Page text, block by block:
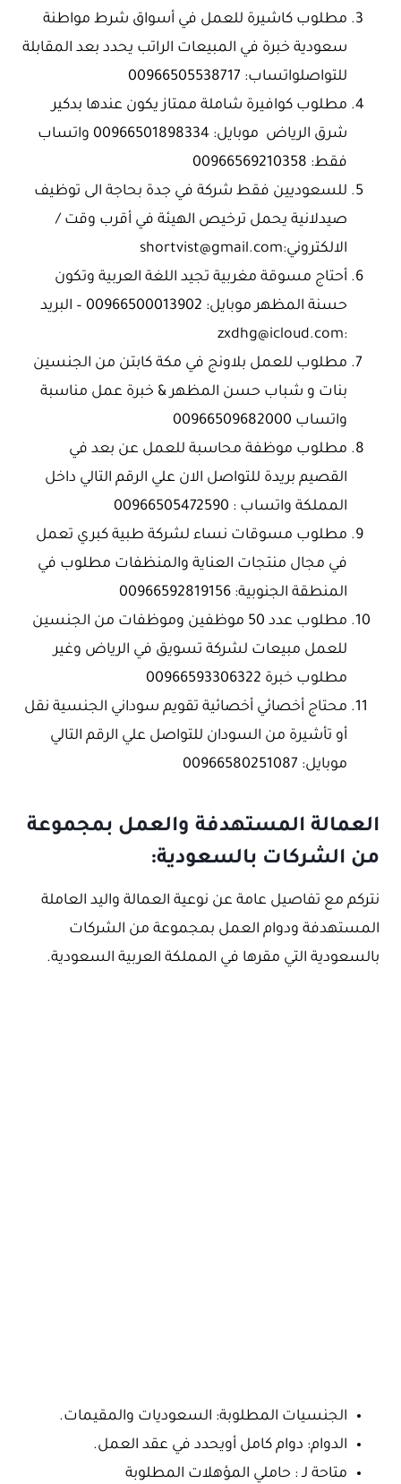
مطلوب كاشيرة للعمل في أسواق شرط مواطنة
سعودية خبرة في المبيعات الراتب يحدد بعد المقابلة
للتواصلواتساب: 00966505538717
مطلوب كوافيرة شاملة ممتاز يكون عندها بدكير
شرق الرياض ​ موبايل: 00966501898334 واتساب
فقط: 00966569210358
للسعوديين فقط شركة في جدة بحاجة الى توظيف
صيدلانية يحمل ترخيص الهيئة في أقرب وقت ​/
الالكتروني:shortvist@gmail.com
أحتاج مسوقة مغربية تجيد اللغة العربية وتكون
حسنة المظهر موبايل: 00966500013902 – البريد
:zxdhg@icloud.com
مطلوب للعمل بلاونج في مكة كابتن من الجنسين
بنات و شباب حسن المظهر & خبرة عمل مناسبة ​
واتساب 00966509682000
مطلوب موظفة محاسبة للعمل عن بعد في
القصيم بريدة للتواصل الان علي الرقم التالي داخل
المملكة واتساب : 00966505472590
مطلوب مسوقات نساء لشركة طبية كبري تعمل
في مجال منتجات العناية والمنظفات مطلوب في
المنطقة الجنوبية: 00966592819156
مطلوب عدد 50 موظفين وموظفات من الجنسين
للعمل مبيعات لشركة تسويق في الرياض وغير
مطلوب خبرة 00966593306322
محتاج أخصائي أخصائية تقويم سوداني الجنسية نقل
أو تأشيرة من السودان للتواصل ​علي الرقم التالي
موبايل: 00966580251087
العمالة المستهدفة والعمل بمجموعة
من الشركات بالسعودية:
نتركم مع تفاصيل عامة عن نوعية العمالة واليد العاملة
المستهدفة ودوام العمل بمجموعة من الشركات
بالسعودية التي مقرها في المملكة العربية السعودية.
الجنسيات المطلوبة: السعوديات والمقيمات.
الدوام: دوام كامل أويحدد في عقد العمل.
متاحة لـ : حاملي المؤهلات المطلوبة